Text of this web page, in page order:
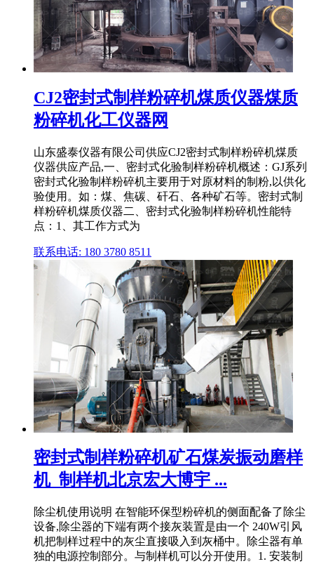
CJ2密封式制样粉碎机煤质仪器煤质
粉碎机化工仪器网
山东盛泰仪器有限公司供应CJ2密封式制样粉碎机煤质
仪器供应产品,一、密封式化验制样粉碎机概述：GJ系列
密封式化验制样粉碎机主要用于对原材料的制粉,以供化
验使用。如：煤、焦碳、矸石、各种矿石等。密封式制
样粉碎机煤质仪器二、密封式化验制样粉碎机性能特
点：1、其工作方式为
联系电话: 180 3780 8511
密封式制样粉碎机矿石煤炭振动磨样
机_制样机北京宏大博宇 ...
除尘机使用说明 在智能环保型粉碎机的侧面配备了除尘
设备,除尘器的下端有两个接灰装置是由一个 240W引风
机把制样过程中的灰尘直接吸入到灰桶中。除尘器有单
独的电源控制部分。与制样机可以分开使用。1. 安装制